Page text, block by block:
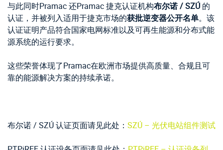
与此同时Pramac 还Pramac 捷克认证机构布尔诺 / SZÚ 的
认证，并被列入适用于捷克市场的获批逆变器公开名单。该
认证证明产品符合国家电网标准以及可再生能源和分布式能
源系统的运行要求。
这些荣誉体现了Pramac在欧洲市场提供高质量、合规且可
靠的能源解决方案的持续承诺。
布尔诺 / SZÚ 认证页面请见此处： SZÚ – 光伏电站组件测试